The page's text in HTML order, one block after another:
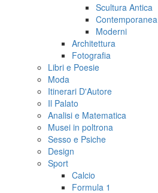
Scultura Antica
Contemporanea
Moderni
Architettura
Fotografia
Libri e Poesie
Moda
Itinerari D'Autore
Il Palato
Analisi e Matematica
Musei in poltrona
Sesso e Psiche
Design
Sport
Calcio
Formula 1